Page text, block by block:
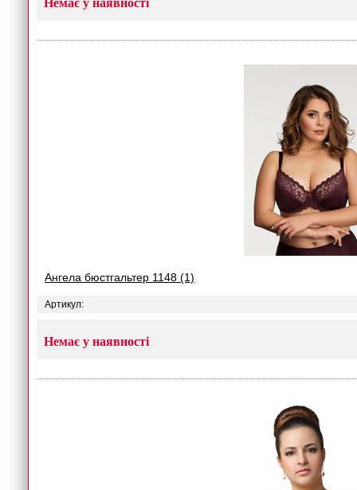
Немає у наявності
Ангела бюстгальтер 1148 (1)
Артикул:
Немає у наявності